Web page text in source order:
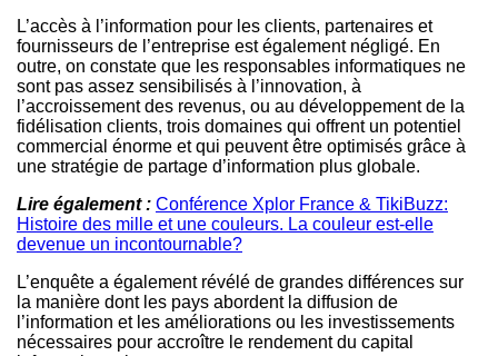
L’accès à l’information pour les clients, partenaires et
fournisseurs de l’entreprise est également négligé. En
outre, on constate que les responsables informatiques ne
sont pas assez sensibilisés à l’innovation, à
l’accroissement des revenus, ou au développement de la
fidélisation clients, trois domaines qui offrent un potentiel
commercial énorme et qui peuvent être optimisés grâce à
une stratégie de partage d’information plus globale.
Lire également : Conférence Xplor France & TikiBuzz:
Histoire des mille et une couleurs. La couleur est-elle
devenue un incontournable?
L’enquête a également révélé de grandes différences sur
la manière dont les pays abordent la diffusion de
l’information et les améliorations ou les investissements
nécessaires pour accroître le rendement du capital